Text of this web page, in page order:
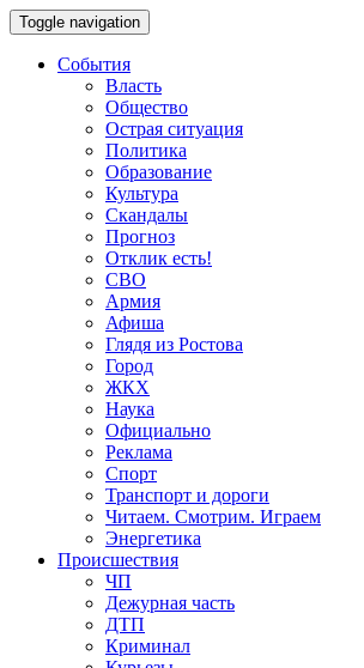
Toggle navigation
События
Власть
Общество
Острая ситуация
Политика
Образование
Культура
Скандалы
Прогноз
Отклик есть!
СВО
Армия
Афиша
Глядя из Ростова
Город
ЖКХ
Наука
Официально
Реклама
Спорт
Транспорт и дороги
Читаем. Смотрим. Играем
Энергетика
Происшествия
ЧП
Дежурная часть
ДТП
Криминал